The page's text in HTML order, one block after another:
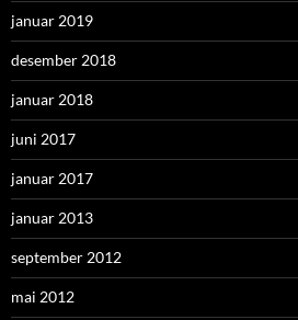
januar 2019
desember 2018
januar 2018
juni 2017
januar 2017
januar 2013
september 2012
mai 2012